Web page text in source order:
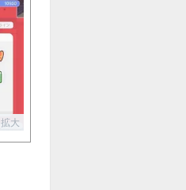
拡大